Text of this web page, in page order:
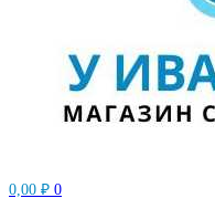
0,00 ₽ 0